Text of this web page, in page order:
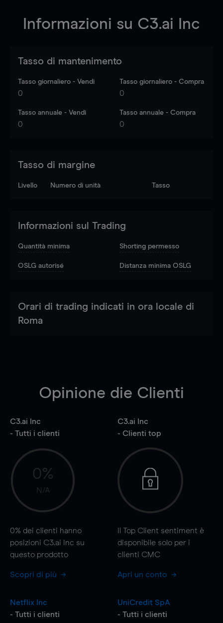
Informazioni su C3.ai Inc
Tasso di mantenimento
Tasso giornaliero - Vendi
0
Tasso giornaliero - Compra
0
Tasso annuale - Vendi
0
Tasso annuale - Compra
0
Tasso di margine
Livello Numero di unità Tasso
Informazioni sul Trading
Quantità minima Shorting permesso
OSLG autorisé Distanza minima OSLG
Orari di trading indicati in ora locale di
Roma
Opinione die Clienti
C3.ai Inc
- Tutti i clienti
0%
N/A
0% dei clienti hanno
posizioni C3.ai Inc su
questo prodotto
Scopri di più
C3.ai Inc
- Clienti top
Il Top Client sentiment è
disponibile solo per i
clienti CMC
Apri un conto
Netflix Inc
- Tutti i clienti
UniCredit SpA
- Tutti i clienti